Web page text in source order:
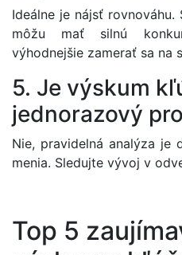
Ideálne je nájsť
môžu mať silnú
výhodnejšie zamerať sa na
5. Je výskum
jednorazový
Nie, pravidelná analýza je
menia. Sledujte vývoj v
Top 5